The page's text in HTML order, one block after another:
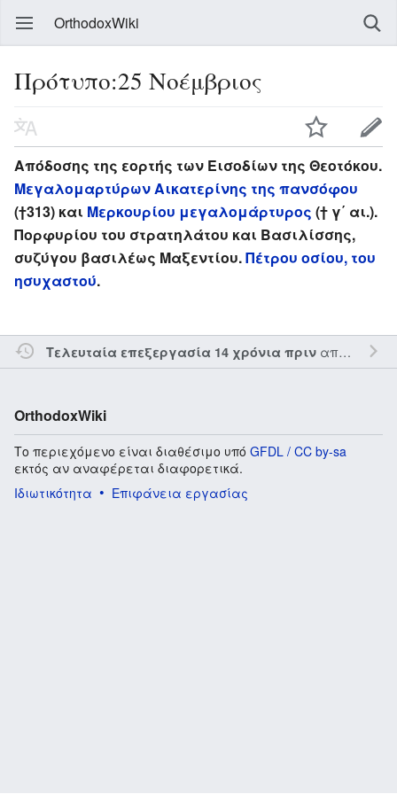
OrthodoxWiki
Πρότυπο:25 Νοέμβριος
Απόδοσης της εορτής των Εισοδίων της Θεοτόκου.
Μεγαλομαρτύρων Αικατερίνης της πανσόφου
(†313) και Μερκουρίου μεγαλομάρτυρος († γ΄ αι.).
Πορφυρίου του στρατηλάτου και Βασιλίσσης,
συζύγου βασιλέως Μαξεντίου.Πέτρου οσίου, του
ησυχαστού.
Τελευταία επεξεργασία 14 χρόνια πριναπό τον την
OrthodoxWiki
Το περιεχόμενο είναι διαθέσιμο υπό GFDL / CC by-sa
εκτός αν αναφέρεται διαφορετικά.
Ιδιωτικότητα
Επιφάνεια εργασίας